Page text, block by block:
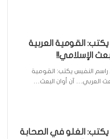
القومية العربية
الإسلامي!!
راسم النفيس يكتب: القومية
العربي… آن أوان البعث…
الغلو في الصحابة